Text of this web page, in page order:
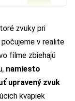
zvuky pri
v realite
filme zbiehajú
namiesto
upravený zvuk
kvapiek